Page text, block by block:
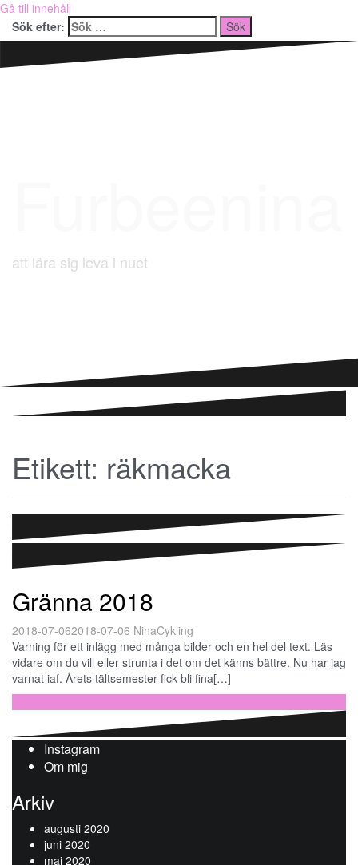
Gå till innehåll
Sök efter:
att lära sig leva i nuet
Etikett: räkmacka
Gränna 2018
2018-07-062018-07-06 NinaCykling
Varning för ett inlägg med många bilder och en hel del text. Läs
vidare om du vill eller strunta i det om det känns bättre. Nu har jag
varnat iaf. Årets tältsemester fick bli fina[…]
Instagram
Om mig
Arkiv
augusti 2020
juni 2020
maj 2020